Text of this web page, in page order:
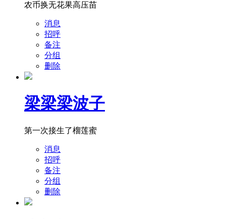
农币换无花果高压苗
消息
招呼
备注
分组
删除
梁梁梁波子
第一次接生了榴莲蜜
消息
招呼
备注
分组
删除